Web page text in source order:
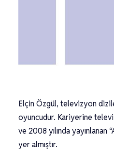
Elçin Özgül, televizyon
oyuncudur. Kariyerine
ve 2008 yılında yayınlanan
yer almıştır.